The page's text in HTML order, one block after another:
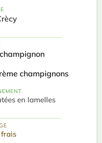
champignons
en lamelles